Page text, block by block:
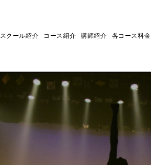
スクール紹介 コース紹介 講師紹介 各コース料金